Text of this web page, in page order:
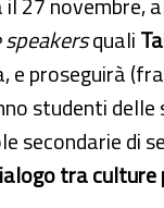
quali
proseguirà
studenti
secondarie di
tra culture